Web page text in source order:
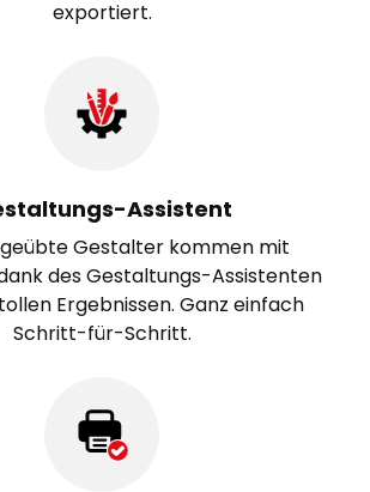
exportiert.
Assistent
Gestalter kommen mit
des Gestaltungs-Assistenten
Ergebnissen. Ganz einfach
Schritt-für-Schritt.